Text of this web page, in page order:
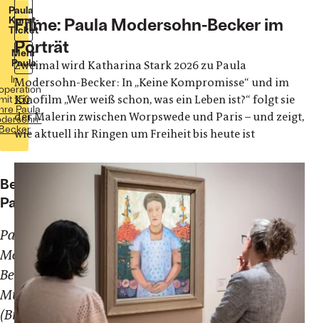
Paula
Kunst-
Ticket
Mehr
Paula
In
150
Paula
Becoming
Paula
Paula
Modersohn-
Becker
Museum
(Bremen)
Filme: Paula Modersohn-Becker im
Porträt
Zweimal wird Katharina Stark 2026 zu Paula
Modersohn-Becker: In „Keine Kompromisse“ und im
Kinofilm „Wer weiß schon, was ein Leben ist?“ folgt sie
der Malerin zwischen Worpswede und Paris – und zeigt,
wie aktuell ihr Ringen um Freiheit bis heute ist